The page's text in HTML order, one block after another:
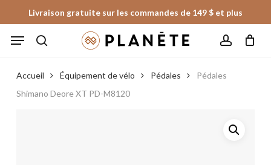
to
main
Livraison gratuite sur les commandes de 149 $ et plus
Menu
Fermer
le
panier
Accueil Équipement de vélo Pédales
Pédales
Shimano Deore XT PD-M8120